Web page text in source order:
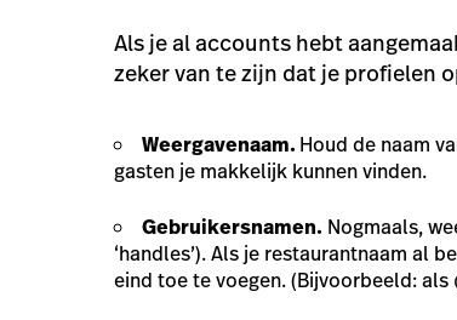
Als je al accounts hebt
zeker van te zijn dat je profielen
Weergavenaam. Houd de naam
gasten je makkelijk kunnen vinden.
Gebruikersnamen. Nogmaals,
‘handles’). Als je restaurantnaam al
eind toe te voegen. (Bijvoorbeeld: